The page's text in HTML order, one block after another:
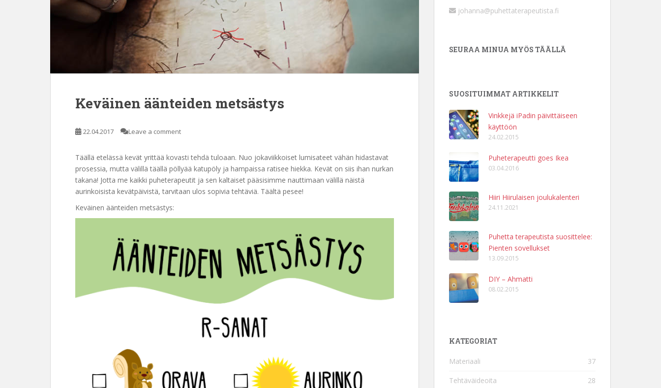
Keväinen äänteiden metsästys
22.04.2017 Leave a comment
Täällä etelässä kevät yrittää kovasti tehdä tuloaan. Nuo jokaviikkoiset lumisateet vähän hidastavat
prosessia, mutta välillä täällä pöllyää katupöly ja hampaissa ratisee hiekka. Kevät on siis ihan nurkan
takana! Jotta me kaikki puheterapeutit ja sen kaltaiset pääsisimme nauttimaan välillä näistä
aurinkoisista kevätpäivistä, tarvitaan ulos sopivia tehtäviä. Täältä pesee!
Keväinen äänteiden metsästys:
johanna@puhettaterapeutista.fi
SEURAA MINUA MYÖS TÄÄLLÄ
SUOSITUIMMAT ARTIKKELIT
Vinkkejä iPadin päivittäiseen
käyttöön
24.02.2015
Puheterapeutti goes Ikea
03.04.2016
Hiiri Hiirulaisen joulukalenteri
24.11.2021
Puhetta terapeutista suosittelee:
Pienten sovellukset
13.09.2015
DIY – Ahmatti
08.02.2015
KATEGORIAT
Materiaali 37
Tehtäväideoita 28